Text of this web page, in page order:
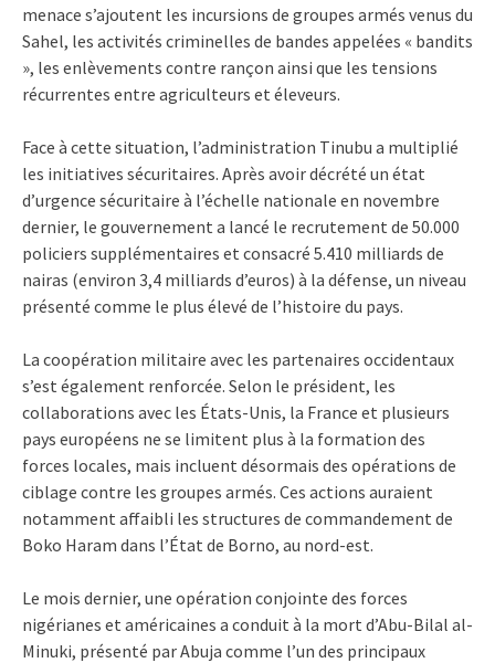
menace s’ajoutent les incursions de groupes armés venus du
Sahel, les activités criminelles de bandes appelées « bandits
», les enlèvements contre rançon ainsi que les tensions
récurrentes entre agriculteurs et éleveurs.
Face à cette situation, l’administration Tinubu a multiplié
les initiatives sécuritaires. Après avoir décrété un état
d’urgence sécuritaire à l’échelle nationale en novembre
dernier, le gouvernement a lancé le recrutement de 50.000
policiers supplémentaires et consacré 5.410 milliards de
nairas (environ 3,4 milliards d’euros) à la défense, un niveau
présenté comme le plus élevé de l’histoire du pays.
La coopération militaire avec les partenaires occidentaux
s’est également renforcée. Selon le président, les
collaborations avec les États-Unis, la France et plusieurs
pays européens ne se limitent plus à la formation des
forces locales, mais incluent désormais des opérations de
ciblage contre les groupes armés. Ces actions auraient
notamment affaibli les structures de commandement de
Boko Haram dans l’État de Borno, au nord-est.
Le mois dernier, une opération conjointe des forces
nigérianes et américaines a conduit à la mort d’Abu-Bilal al-
Minuki, présenté par Abuja comme l’un des principaux